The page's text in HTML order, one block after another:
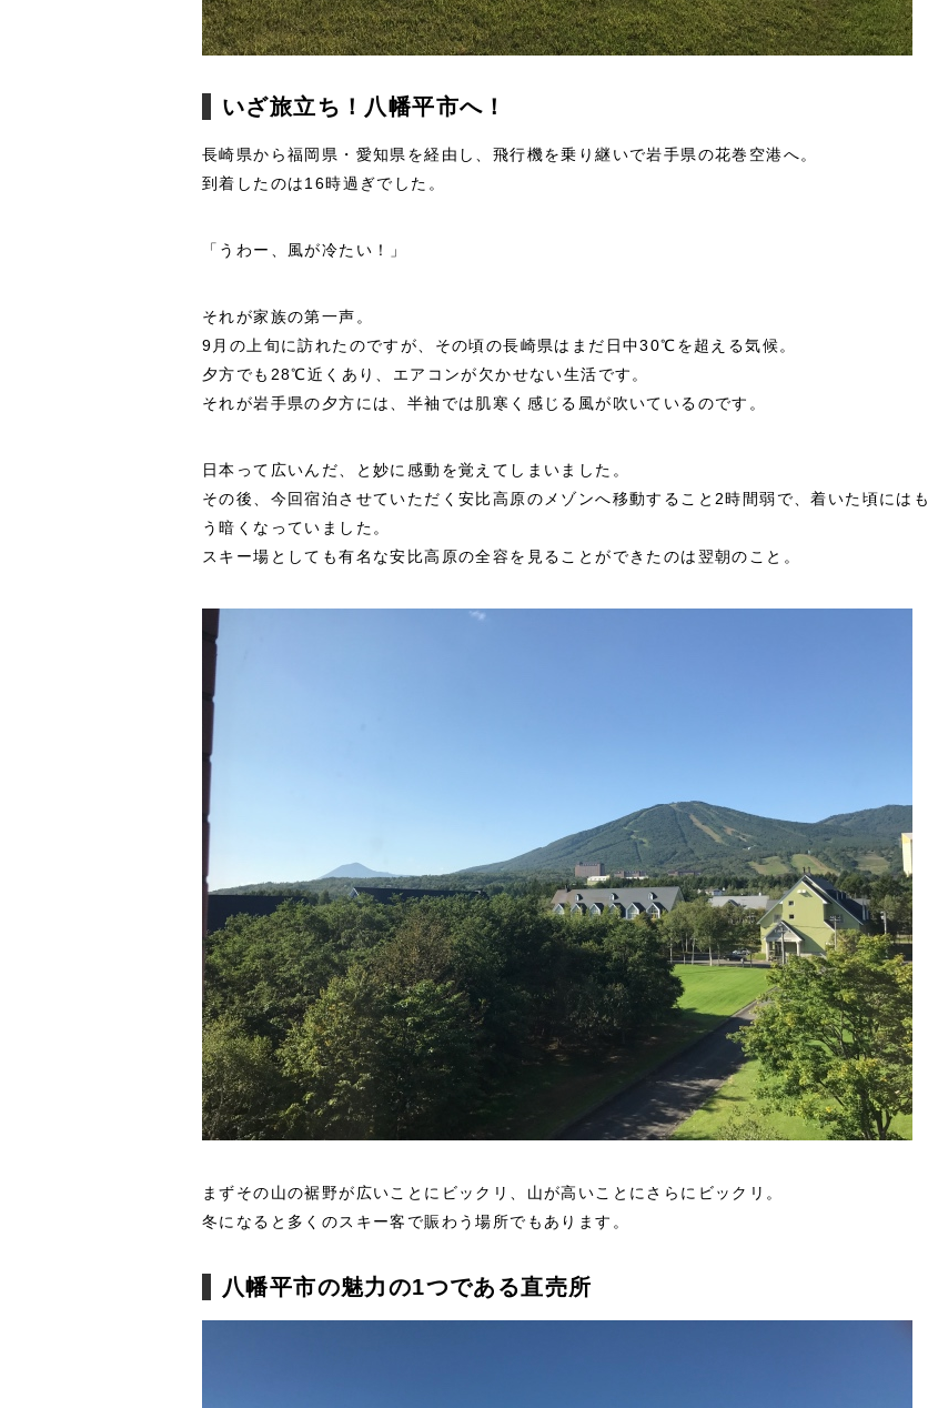
いざ旅立ち！八幡平市へ！
長崎県から福岡県・愛知県を経由し、飛行機を乗り継いで岩手県の花巻空港へ。
到着したのは16時過ぎでした。
「うわー、風が冷たい！」
それが家族の第一声。
9月の上旬に訪れたのですが、その頃の長崎県はまだ日中30℃を超える気候。
夕方でも28℃近くあり、エアコンが欠かせない生活です。
それが岩手県の夕方には、半袖では肌寒く感じる風が吹いているのです。
日本って広いんだ、と妙に感動を覚えてしまいました。
その後、今回宿泊させていただく安比高原のメゾンへ移動すること2時間弱で、着いた頃にはも
う暗くなっていました。
スキー場としても有名な安比高原の全容を見ることができたのは翌朝のこと。
まずその山の裾野が広いことにビックリ、山が高いことにさらにビックリ。
冬になると多くのスキー客で賑わう場所でもあります。
八幡平市の魅力の1つである直売所